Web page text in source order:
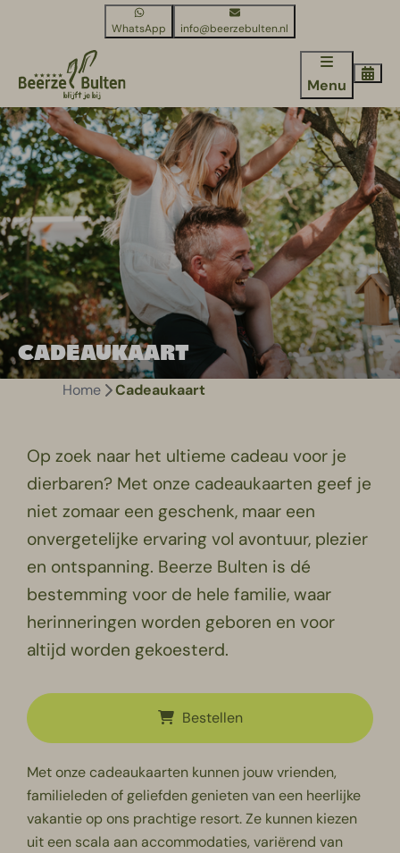
WhatsApp info@beerzebulten.nl
Menu
CADEAUKAART
Home Cadeaukaart
Op zoek naar het ultieme cadeau voor je
dierbaren? Met onze cadeaukaarten geef je
niet zomaar een geschenk, maar een
onvergetelijke ervaring vol avontuur, plezier
en ontspanning. Beerze Bulten is dé
bestemming voor de hele familie, waar
herinneringen worden geboren en voor
altijd worden gekoesterd.
Bestellen
Met onze cadeaukaarten kunnen jouw vrienden,
familieleden of geliefden genieten van een heerlijke
vakantie op ons prachtige resort. Ze kunnen kiezen
uit een scala aan accommodaties, variërend van